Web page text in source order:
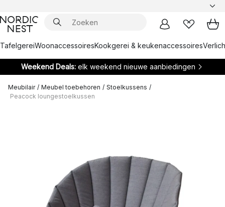
TafelgereiWoonaccessoiresKookgerei & keukenaccessoires
Weekend Deals: elk weekend nieuwe aanbiedingen
Meubilair / Meubel toebehoren / Stoelkussens /
Peacock loungestoelkussen